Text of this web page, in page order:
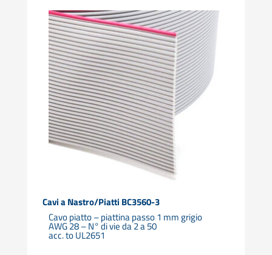
Cavi a Nastro/Piatti BC3560-3
Cavo piatto – piattina passo 1 mm grigio
AWG 28 – N° di vie da 2 a 50
acc. to UL2651